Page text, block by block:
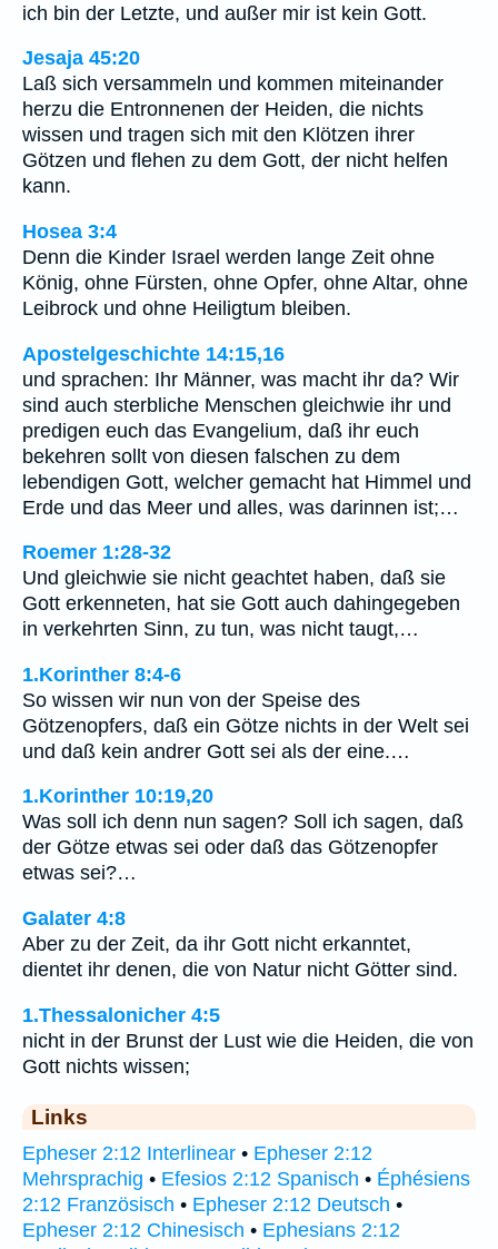
ich bin der Letzte, und außer mir ist kein Gott.
Jesaja 45:20
Laß sich versammeln und kommen miteinander
herzu die Entronnenen der Heiden, die nichts
wissen und tragen sich mit den Klötzen ihrer
Götzen und flehen zu dem Gott, der nicht helfen
kann.
Hosea 3:4
Denn die Kinder Israel werden lange Zeit ohne
König, ohne Fürsten, ohne Opfer, ohne Altar, ohne
Leibrock und ohne Heiligtum bleiben.
Apostelgeschichte 14:15,16
und sprachen: Ihr Männer, was macht ihr da? Wir
sind auch sterbliche Menschen gleichwie ihr und
predigen euch das Evangelium, daß ihr euch
bekehren sollt von diesen falschen zu dem
lebendigen Gott, welcher gemacht hat Himmel und
Erde und das Meer und alles, was darinnen ist;…
Roemer 1:28-32
Und gleichwie sie nicht geachtet haben, daß sie
Gott erkenneten, hat sie Gott auch dahingegeben
in verkehrten Sinn, zu tun, was nicht taugt,…
1.Korinther 8:4-6
So wissen wir nun von der Speise des
Götzenopfers, daß ein Götze nichts in der Welt sei
und daß kein andrer Gott sei als der eine.…
1.Korinther 10:19,20
Was soll ich denn nun sagen? Soll ich sagen, daß
der Götze etwas sei oder daß das Götzenopfer
etwas sei?…
Galater 4:8
Aber zu der Zeit, da ihr Gott nicht erkanntet,
dientet ihr denen, die von Natur nicht Götter sind.
1.Thessalonicher 4:5
nicht in der Brunst der Lust wie die Heiden, die von
Gott nichts wissen;
Links
Epheser 2:12 Interlinear • Epheser 2:12
Mehrsprachig • Efesios 2:12 Spanisch • Éphésiens
2:12 Französisch • Epheser 2:12 Deutsch •
Epheser 2:12 Chinesisch • Ephesians 2:12